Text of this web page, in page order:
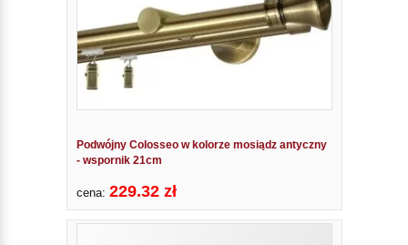
Podwójny Colosseo w kolorze mosiądz antyczny
- wspornik 21cm
cena: 229.32 zł